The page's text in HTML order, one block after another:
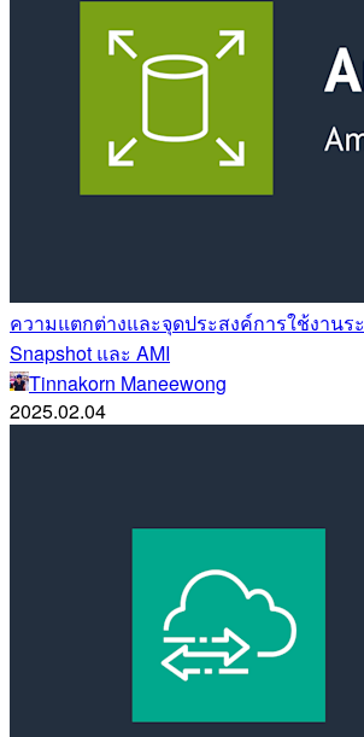
ความแตกต่างและจุดประสงค์การใช้งานร
Snapshot และ AMI
Tinnakorn Maneewong
2025.02.04